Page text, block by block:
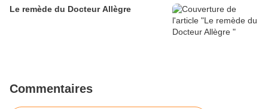
Le remède du Docteur Allègre
Commentaires